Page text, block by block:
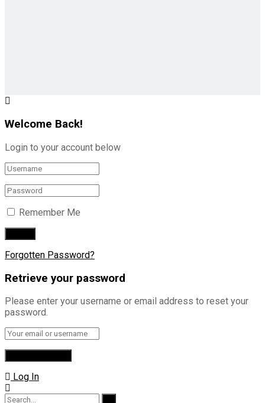
Welcome Back!
Login to your account below
Remember Me
Forgotten Password?
Retrieve your password
Please enter your username or email address to reset your
password.
Log In